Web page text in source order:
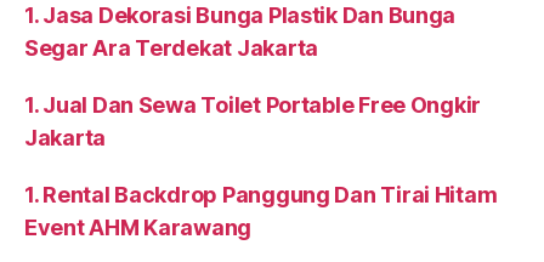
1. Jasa Dekorasi Bunga Plastik Dan Bunga
Segar Ara Terdekat Jakarta
1. Jual Dan Sewa Toilet Portable Free Ongkir
Jakarta
1. Rental Backdrop Panggung Dan Tirai Hitam
Event AHM Karawang